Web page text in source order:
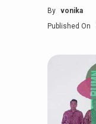
By vonika
Published On